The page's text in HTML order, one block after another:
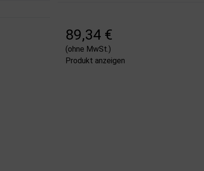
89,34 €
(ohne MwSt.)
Produkt anzeigen